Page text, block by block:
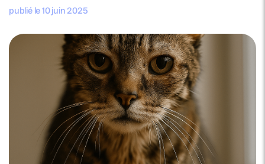
publié le 10 juin 2025